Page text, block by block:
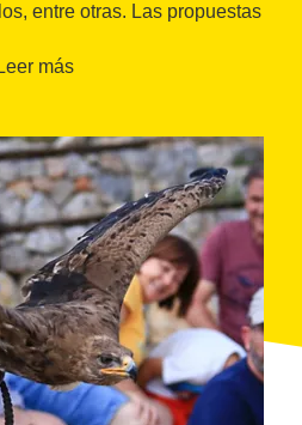
entre otras. Las propuestas
Leer más